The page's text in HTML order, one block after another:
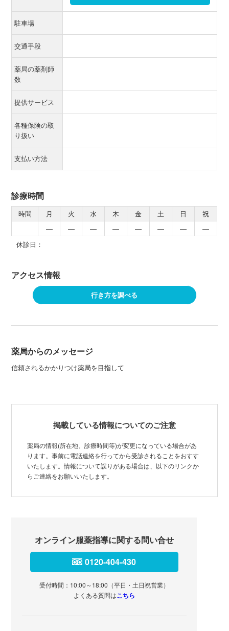
駐車場
交通手段
薬局の薬剤師
数
提供サービス
各種保険の取
り扱い
支払い方法
診療時間
時間 月 火 水 木 金 土 日
祝
―
― ― ― ― ― ―
―
休診日：
アクセス情報
行き方を調べる
薬局からのメッセージ
信頼されるかかりつけ薬局を目指して
掲載している情報についてのご注意
薬局の情報(所在地、診療時間等)が変更になっている場合があ
ります。事前に電話連絡を行ってから受診されることをおすす
いたします。情報について誤りがある場合は、以下のリンクか
らご連絡をお願いいたします。
オンライン服薬指導に関する問い合せ
0120-404-430
受付時間：10:00～18:00（平日・土日祝営業）
よくある質問はこちら